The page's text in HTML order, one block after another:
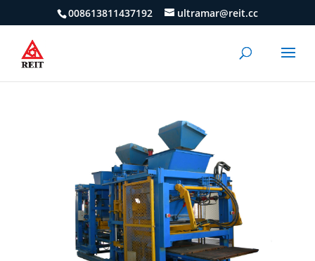
008613811437192 ultramar@reit.cc